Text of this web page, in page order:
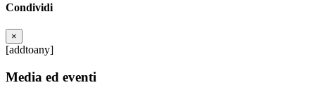
Condividi
×
[addtoany]
Media ed eventi